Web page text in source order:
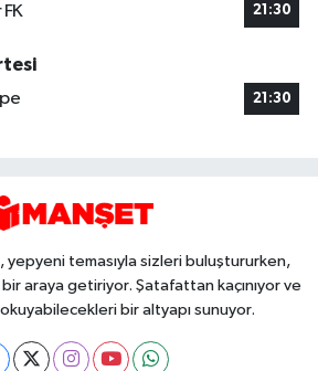
21:30
21:30
temasıyla sizleri buluştururken,
araya getiriyor. Şatafattan kaçınıyor ve
bir altyapı sunuyor.